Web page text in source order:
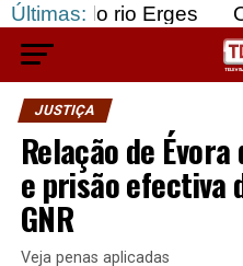
Últimas:
Erges Opinião:
JUSTIÇA
Relação de
e prisão efectiva
GNR
Veja penas aplicadas